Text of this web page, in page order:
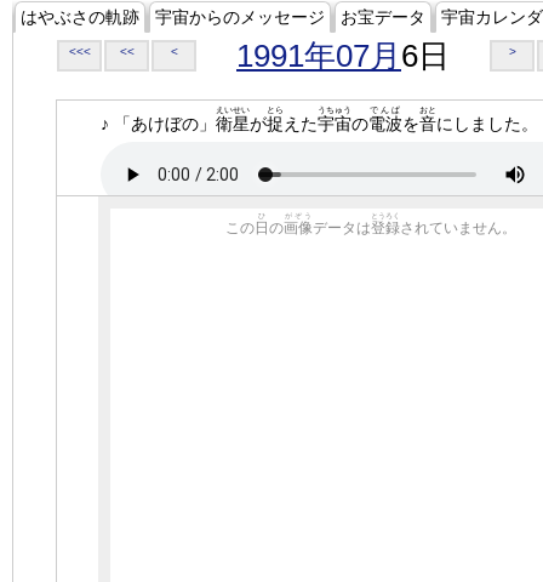
はやぶさの軌跡 宇宙からのメッセージ お宝データ 宇宙カレン
<<< << < 1991年07月 6日 >
♪ 「あけぼの」 衛星
えいせい
が捉
とら
えた宇宙
うちゅう
の電波
でんぱ
を音
おと
にしました。
この 日
ひ
の画像
がぞう
データは登録
とうろく
されていません。